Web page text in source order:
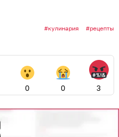
кулинария рецепты
0 0 3